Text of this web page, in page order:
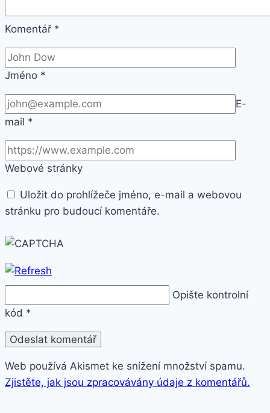
Komentář *
Jméno *
E-
mail *
Webové stránky
Uložit do prohlížeče jméno, e-mail a webovou
stránku pro budoucí komentáře.
Opište kontrolní
kód *
Web používá Akismet ke snížení množství spamu.
Zjistěte, jak jsou zpracovávány údaje z komentářů.